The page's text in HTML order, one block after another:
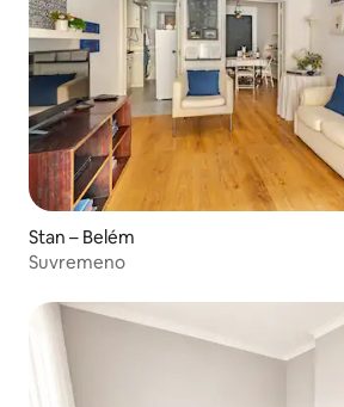
Stan – Belém
Suvremeno